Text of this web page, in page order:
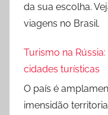
da sua escolha.
viagens no Brasil.
Turismo na
cidades turísticas
O país é
imensidão